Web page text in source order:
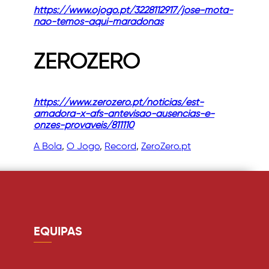
https://www.ojogo.pt/3228112917/jose-mota-
nao-temos-aqui-maradonas
ZEROZERO
https://www.zerozero.pt/noticias/est-
amadora-x-afs-antevisao-ausencias-e-
onzes-provaveis/811110
A Bola, O Jogo, Record, ZeroZero.pt
EQUIPAS